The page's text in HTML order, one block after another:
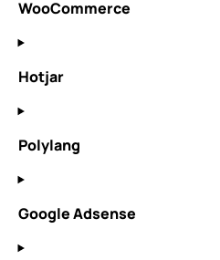
WooCommerce
Hotjar
Polylang
Google Adsense